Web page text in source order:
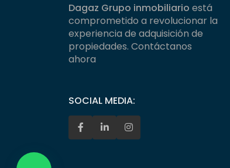
Dagaz Grupo inmobiliario está
comprometido a revolucionar la
experiencia de adquisición de
propiedades. Contáctanos
ahora
SOCIAL MEDIA: